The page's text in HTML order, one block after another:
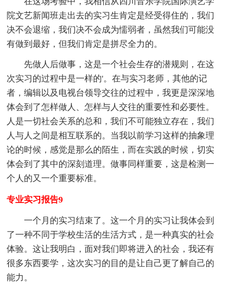
院文艺新闻班走出去的实习生肯定是经受得住的，我们
决不会退缩，我们决不会成为懦弱者，虽然我们可能没
有做到最好，但我们肯定是拼尽全力的。
先做人后做事，这是一个社会生存的潜规则，在这
次实习的过程中是一样的'。在与实习老师，其他的记
者，编辑以及电视台领导交往的过程中，我更是深深地
体会到了怎样做人、怎样与人交往的重要性和必要性。
人是一切社会关系的总和，我们不可能独立存在，我们
人与人之间是相互联系的。当我以前学习这样的抽象理
论的时候，感觉是那么的陌生，而在实践的时候，切实
体会到了其中的深刻道理。做事同样重要，这是检测一
个人的又一个重要标准。
专业实习报告9
一个月的实习结束了。这一个月的实习让我体会到
了一种不同于学校生活的生活方式，是一种真实的社会
体验。这让我明白，面对我们即将进入的社会，我还有
很多东西要学，这次实习的目的是让自己更了解自己的
能力。